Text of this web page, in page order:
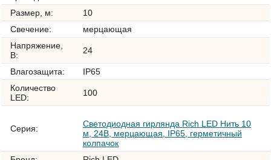
Размер, м:
10
Свечение:
мерцающая
Напряжение,
В:
24
Влагозащита:
IP65
Количество
LED:
100
Серия:
Светодиодная гирлянда Rich LED Нить 10
м, 24В, мерцающая, IP65, герметичный
колпачок